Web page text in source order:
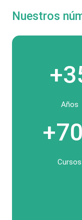
Nuestros
Años
Cursos